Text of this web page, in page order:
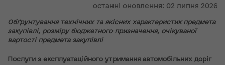
останні оновлення: 02 липня 2026
Обґрунтування технічних та якісних характеристик предмета
закупівлі, розміру бюджетного призначення, очікуваної
вартості предмета закупівлі
Послуги з експлуатаційного утримання автомобільних доріг